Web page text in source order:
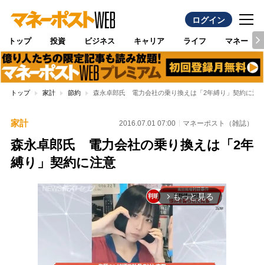
ログイン
トップ 投資 ビジネス キャリア ライフ マネー
トップ 家計 節約 森永卓郎氏 電力会社の乗り換えは「2年縛り」契約に注
家計 2016.07.01 07:00 マネーポスト（雑誌）
森永卓郎氏 電力会社の乗り換えは「2年
縛り」契約に注意
arrow_forward_ios もっと見る